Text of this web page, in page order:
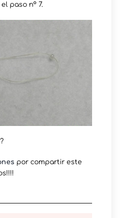
paso nº 7.
por compartir este